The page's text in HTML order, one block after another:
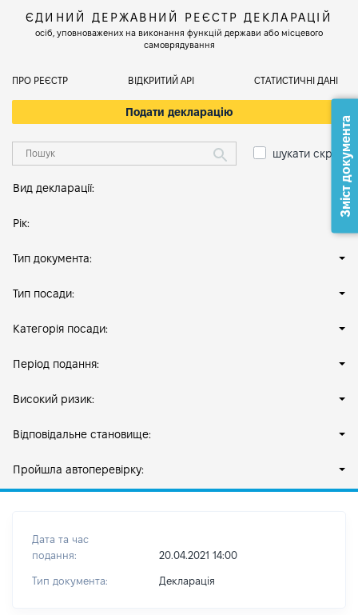
ЄДИНИЙ ДЕРЖАВНИЙ РЕЄСТР ДЕКЛАРАЦІЙ
осіб, уповноважених на виконання функцій держави або місцевого
самоврядування
ПРО РЕЄСТР ВІДКРИТИЙ АРІ СТАТИСТИЧНІ ДАНІ
Подати декларацію
шукати скрізь
Вид декларації:
Рік:
Тип документа:
Тип посади:
Категорія посади:
Період подання:
Високий ризик:
Відповідальне становище:
Пройшла автоперевірку:
Дата та час
подання:
20.04.2021 14:00
Тип документа: Декларація
Зміст документа